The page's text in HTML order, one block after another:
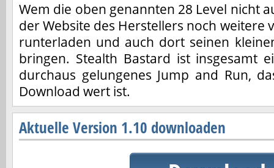
Wem die oben genannten 28 Level nicht
der Website des Herstellers noch weitere
runterladen und auch dort seinen
bringen. Stealth Bastard ist insgesamt
durchaus gelungenes Jump and Run,
Download wert ist.
Aktuelle Version 1.10 downloaden